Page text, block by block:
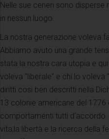
Nelle sue ceneri sono disperse
in nessun luogo.
La nostra generazione voleva
Abbiamo avuto una grande
stata la nostra cara utopia e
voleva "liberale" e chi lo voleva
diritti così ben descritti nella
13 colonie americane del
comportamenti tutti d'accordo.
vita,la libertà e la ricerca della